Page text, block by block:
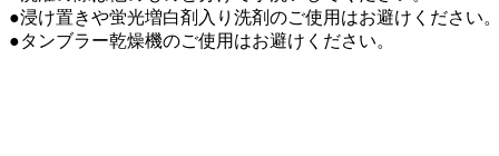
●浸け置きや蛍光増白剤入り洗剤のご使用はお避けください
●タンブラー乾燥機のご使用はお避けください。